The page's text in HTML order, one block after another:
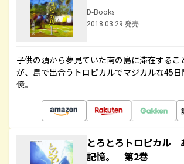
D-Books
2018.03.29 発売
子供の頃から夢見ていた南の島に滞在するこ
が、島で出合うトロピカルでマジカルな45
憶。
とろとろトロピカル
記憶。 第2巻